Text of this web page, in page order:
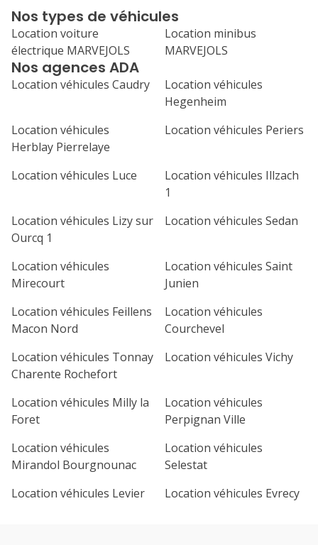
24 25 26
31
septembre 2026
me je
3 4
7
16
21 22 23 24 25
Nos agences ADA
Location véhicules Caudry
Location véhicules
Hegenheim
Location véhicules
Herblay Pierrelaye
Location véhicules Periers
Location véhicules Luce
Location véhicules Illzach
1
Location véhicules Lizy sur
Ourcq 1
Location véhicules Sedan
Location véhicules
Mirecourt
Location véhicules Saint
Junien
Location véhicules Feillens
Macon Nord
Location véhicules
Courchevel
Location véhicules Tonnay
Charente Rochefort
Location véhicules Vichy
Location véhicules Milly la
Foret
Location véhicules
Perpignan Ville
Location véhicules
Mirandol Bourgnounac
Location véhicules
Selestat
Location véhicules Levier
Location véhicules Evrecy
Nos types de véhicules
Location voiture
électrique MARVEJOLS
Location minibus
MARVEJOLS